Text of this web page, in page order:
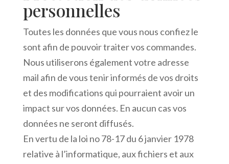
personnelles
Toutes les données que vous nous confiez le
sont afin de pouvoir traiter vos commandes.
Nous utiliserons également votre adresse
mail afin de vous tenir informés de vos droits
et des modifications qui pourraient avoir un
impact sur vos données. En aucun cas vos
données ne seront diffusés.
En vertu de la loi no 78-17 du 6 janvier 1978
relative à l’informatique, aux fichiers et aux